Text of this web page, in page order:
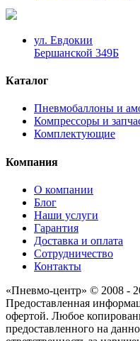
ул. Евдокии
Бершанской 349Б
Каталог
Пневмобаллоны и
Компрессоры и
Комплектующие
Компания
О компании
Блог
Наши услуги
Гарантия
Доставка и оплата
Сотрудничество
Контакты
«Пневмо-центр» © 2008 -
Предоставленная
офертой. Любое
предоставленного на